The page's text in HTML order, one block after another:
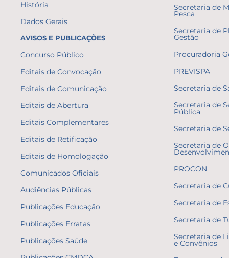
História
Dados Gerais
AVISOS E PUBLICAÇÕES
Concurso Público
Editais de Convocação
Editais de Comunicação
Editais de Abertura
Editais Complementares
Editais de Retificação
Editais de Homologação
Comunicados Oficiais
Audiências Públicas
Publicações Educação
Publicações Erratas
Publicações Saúde
Secretaria de
Pesca
Secretaria de
Gestão
Procuradoria
PREVISPA
Secretaria de
Secretaria de
Pública
Secretaria de
Secretaria de
PROCON
Secretaria de
Secretaria de
Secretaria de
Secretaria de
e Convênios